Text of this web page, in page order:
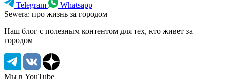
Telegram
Whatsapp
Sewera: про жизнь за городом
Наш блог c полезным контентом для тех, кто живет за
городом
Мы в YouTube